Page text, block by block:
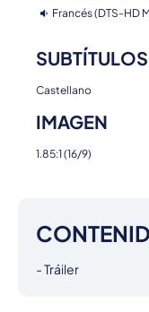
Francés (DTS-HD
SUBTÍTULOS
Castellano
IMAGEN
1.85:1 (16/9)
- Tráiler